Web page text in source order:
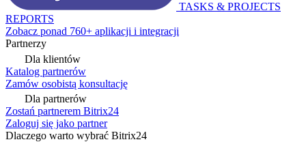
TASKS & PROJECTS
REPORTS
Zobacz ponad 760+ aplikacji i integracji
Partnerzy
Dla klientów
Katalog partnerów
Zamów osobistą konsultację
Dla partnerów
Zostań partnerem Bitrix24
Zaloguj się jako partner
Dlaczego warto wybrać Bitrix24